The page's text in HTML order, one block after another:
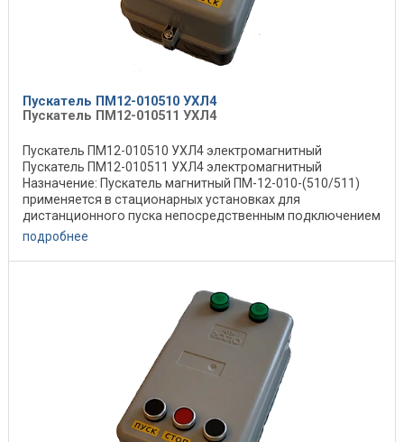
Пускатель ПМ12-010510 УХЛ4
Пускатель ПМ12-010511 УХЛ4
Пускатель ПМ12-010510 УХЛ4 электромагнитный
Пускатель ПМ12-010511 УХЛ4 электромагнитный
Назначение: Пускатель магнитный ПМ-12-010-(510/511)
применяется в стационарных установках для
дистанционного пуска непосредственным подключением
к сети, ...
подробнее